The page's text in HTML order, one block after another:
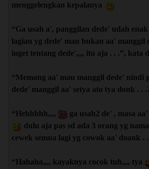
Quote:
*Mohon maaf, untuk beberapa minggu
akan menjadi tidak tentu bisa sehari
atau tiga hari sekali, sekali lagi mohon
menggelengkan kepalanya
“Ga usah a', panggilan dede' udah
lagian yg dede' mau bukan aa' manggil
inget tentang dede',,,, itu aja . . .”, kata
“Memang aa' mau manggil dede' nindi
dede' manggil aa' setya ato tya donk . .
“Hehhhhh,,,,
ga usah2 de' , masa
dulu aja pas sd ada 3 orang yg
cewek semua lagi yg cowok aa' doank .
“Hahaha,,,, kayaknya cocok tuh,,,, tya